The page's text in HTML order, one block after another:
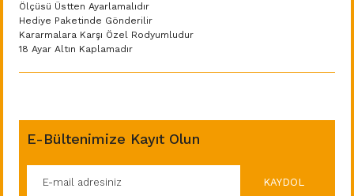
Ölçüsü Üstten Ayarlamalıdır
Hediye Paketinde Gönderilir
Kararmalara Karşı Özel Rodyumludur
18 Ayar Altın Kaplamadır
E-Bültenimize Kayıt Olun
KAYDOL